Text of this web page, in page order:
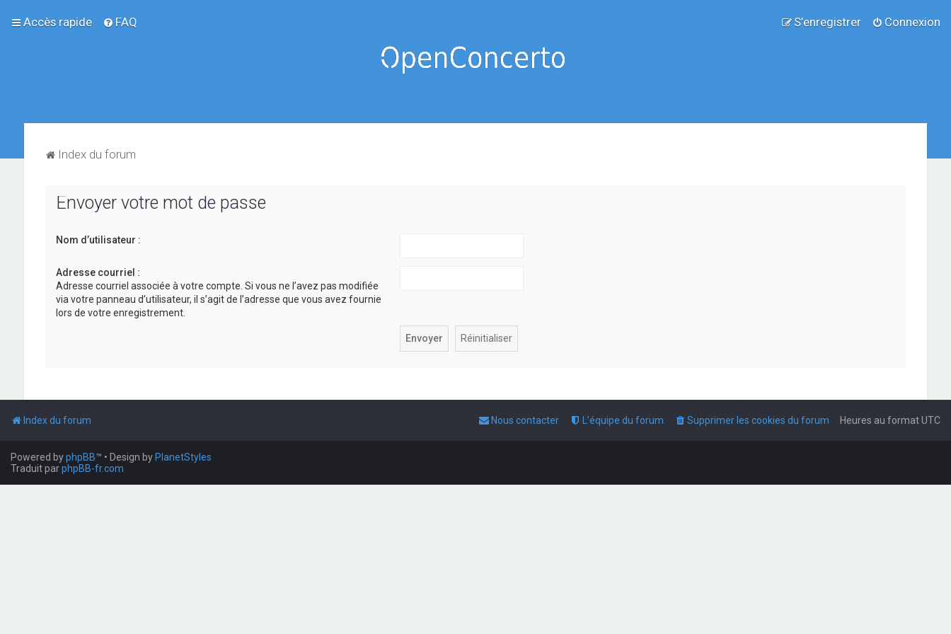
Accès rapide FAQ Connexion
S’enregistrer
Index du forum
Envoyer votre mot de passe
Nom d’utilisateur :
Adresse courriel :
Adresse courriel associée à votre compte. Si vous ne l’avez pas modifiée
via votre panneau d’utilisateur, il s’agit de l’adresse que vous avez fournie
lors de votre enregistrement.
Index du forum Heures au formatUTC
Supprimer les cookies du forum
L’équipe du forum
Nous contacter
Powered byphpBB™ • Design by PlanetStyles
Traduit parphpBB-fr.com